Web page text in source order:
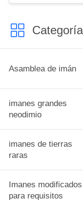
Asamblea de imán
imanes grandes
neodimio
imanes de tierras
raras
Imanes modificados
para requisitos